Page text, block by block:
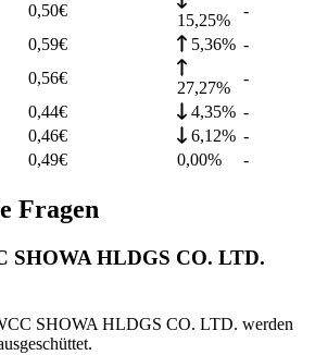
0,50€
15,25%
-
0,59€ 5,36% -
0,56€
27,27%
-
0,44€ 4,35% -
0,46€ 6,12% -
0,49€ 0,00% -
Fragen
SHOWA HLDGS CO. LTD.
SHOWA HLDGS CO. LTD. werden